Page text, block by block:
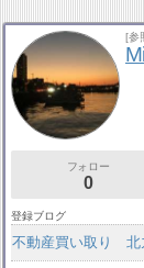
[参
フォロー
0
登録ブログ
不動産買い取り 北